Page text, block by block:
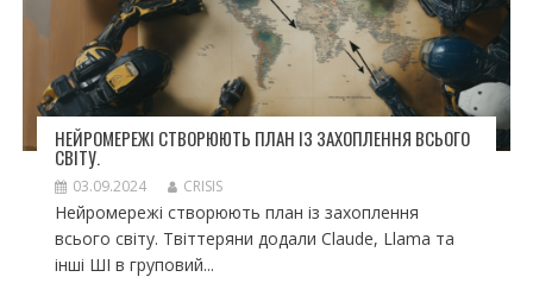
НЕЙРОМЕРЕЖІ СТВОРЮЮТЬ ПЛАН ІЗ ЗАХОПЛЕННЯ ВСЬОГО
СВІТУ.
03.09.2024 CRISIS
Нейромережі створюють план із захоплення
всього світу. Твіттеряни додали Claude, Llama та
інші ШІ в груповий...